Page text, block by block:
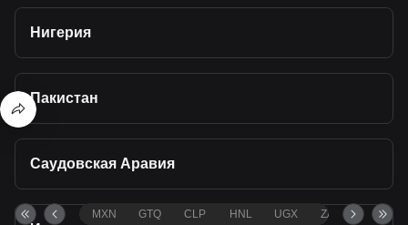
Нигерия
Пакистан
Саудовская Аравия
MXN GTQ CLP HNL UGX ZAR TND